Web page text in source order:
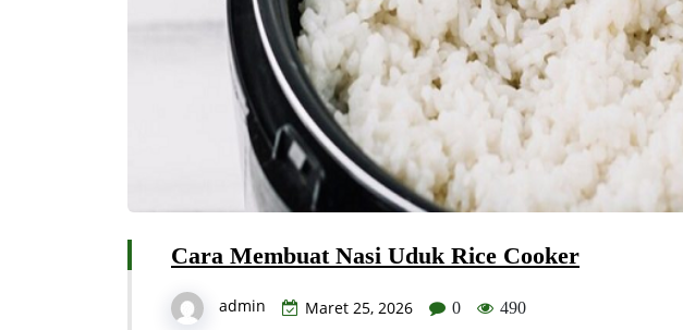
Cara Membuat Nasi Uduk Rice Cooker
admin Maret 25, 2026 0 490